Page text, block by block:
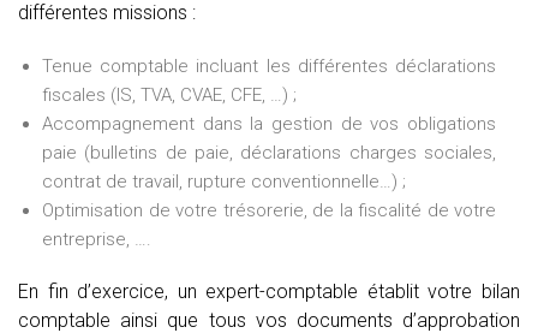
différentes missions :
Tenue comptable incluant les différentes déclarations
fiscales (IS, TVA, CVAE, CFE, …) ;
Accompagnement dans la gestion de vos obligations
paie (bulletins de paie, déclarations charges sociales,
contrat de travail, rupture conventionnelle…) ;
Optimisation de votre trésorerie, de la fiscalité de votre
entreprise, ….
En fin d’exercice, un expert-comptable établit votre bilan
comptable ainsi que tous vos documents d’approbation